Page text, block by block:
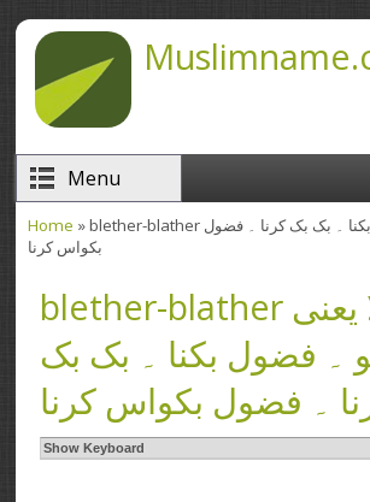
Skip to main content
Menu
You are here
Home » blether-blather لا یعنی گفتگو ۔ فضول بکنا ۔ بک بک کرنا ۔ فضول
بکواس کرنا
blether-blather لا یعنی
۔ فضول بکنا ۔ بک بک
۔ فضول بکواس کرنا
Show Keyboard